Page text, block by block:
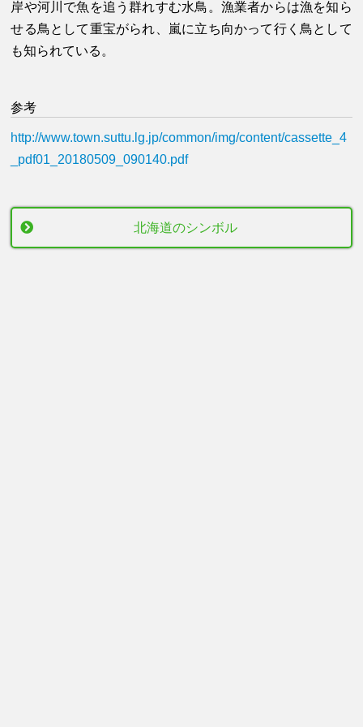
岸や河川で魚を追う群れすむ水鳥。漁業者からは漁を知ら
せる鳥として重宝がられ、嵐に立ち向かって行く鳥として
も知られている。
参考
http://www.town.suttu.lg.jp/common/img/content/cassette_4
_pdf01_20180509_090140.pdf
北海道のシンボル